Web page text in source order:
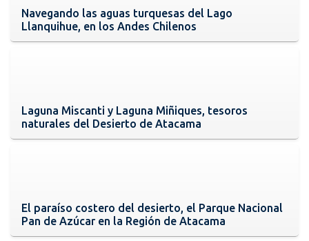
Navegando las aguas turquesas del Lago
Llanquihue, en los Andes Chilenos
Laguna Miscanti y Laguna Miñiques, tesoros
naturales del Desierto de Atacama
El paraíso costero del desierto, el Parque Nacional
Pan de Azúcar en la Región de Atacama